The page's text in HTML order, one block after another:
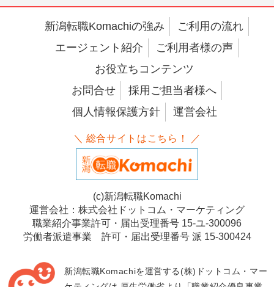
新潟転職Komachiの強み
ご利用の流れ
エージェント紹介
ご利用者様の声
お役立ちコンテンツ
お問合せ
採用ご担当者様へ
個人情報保護方針
運営会社
＼ 総合サイトはこちら！ ／
(c)新潟転職Komachi
運営会社：株式会社ドットコム・マーケティング
職業紹介事業許可・届出受理番号 15-ユ-300096
労働者派遣事業 許可・届出受理番号 派 15-300424
新潟転職Komachiを運営する(株)ドットコム・マー